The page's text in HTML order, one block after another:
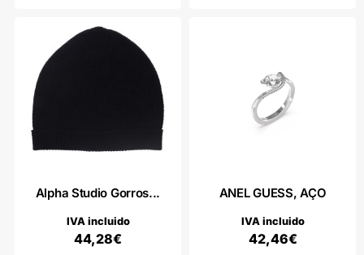
Alpha Studio Gorros...
44,28€
IVA incluido
ANEL GUESS, AÇO
42,46€
IVA incluido